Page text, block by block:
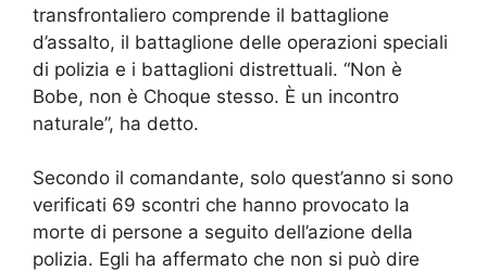
transfrontaliero comprende il battaglione
d’assalto, il battaglione delle operazioni speciali
di polizia e i battaglioni distrettuali. “Non è
Bobe, non è Choque stesso. È un incontro
naturale”, ha detto.
Secondo il comandante, solo quest’anno si sono
verificati 69 scontri che hanno provocato la
morte di persone a seguito dell’azione della
polizia. Egli ha affermato che non si può dire